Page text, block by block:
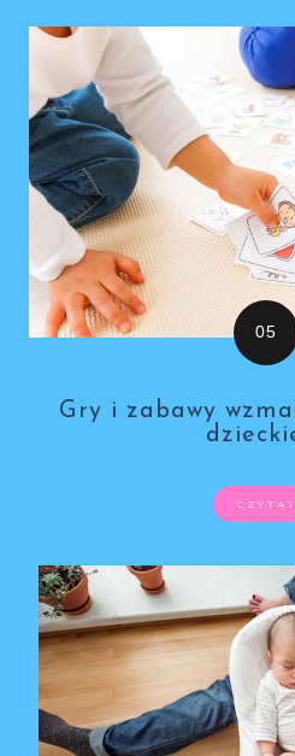
Gry i zabawy
CZYTAJ